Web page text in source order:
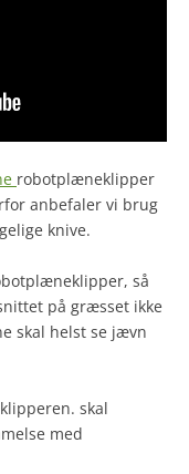
robotplæneklipper
anbefaler vi brug
knive.
så
på græsset ikke
skal helst se jævn
skal
med